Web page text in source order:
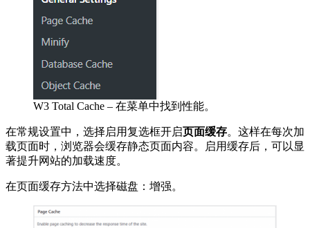
W3 Total Cache – 在菜单中找到性能。
在常规设置中，选择启用复选框开启页面缓存。这样在每次加
载页面时，浏览器会缓存静态页面内容。启用缓存后，可以显
著提升网站的加载速度。
在页面缓存方法中选择磁盘：增强。